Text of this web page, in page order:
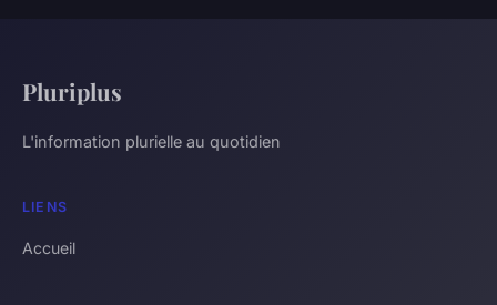
Pluriplus
L'information plurielle au quotidien
LIENS
Accueil